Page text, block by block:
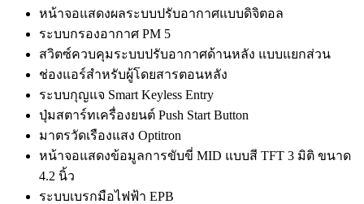
หน้าจอแสดงผลระบบปรับอากาศแบบดิจิตอล
ระบบกรองอากาศ PM 5
สวิตซ์ควบคุมระบบปรับอากาศด้านหลัง แบบแยกส่วน
ช่องแอร์สำหรับผู้โดยสารตอนหลัง
ระบบกุญแจ Smart Keyless Entry
ปุ่มสตาร์ทเครื่องยนต์ Push Start Button
มาตรวัดเรืองแสง Optitron
หน้าจอแสดงข้อมูลการขับขี่ MID แบบสี TFT 3 มิติ ขนาด
4.2 นิ้ว
ระบบเบรกมือไฟฟ้า EPB